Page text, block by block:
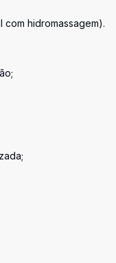
hidromassagem).